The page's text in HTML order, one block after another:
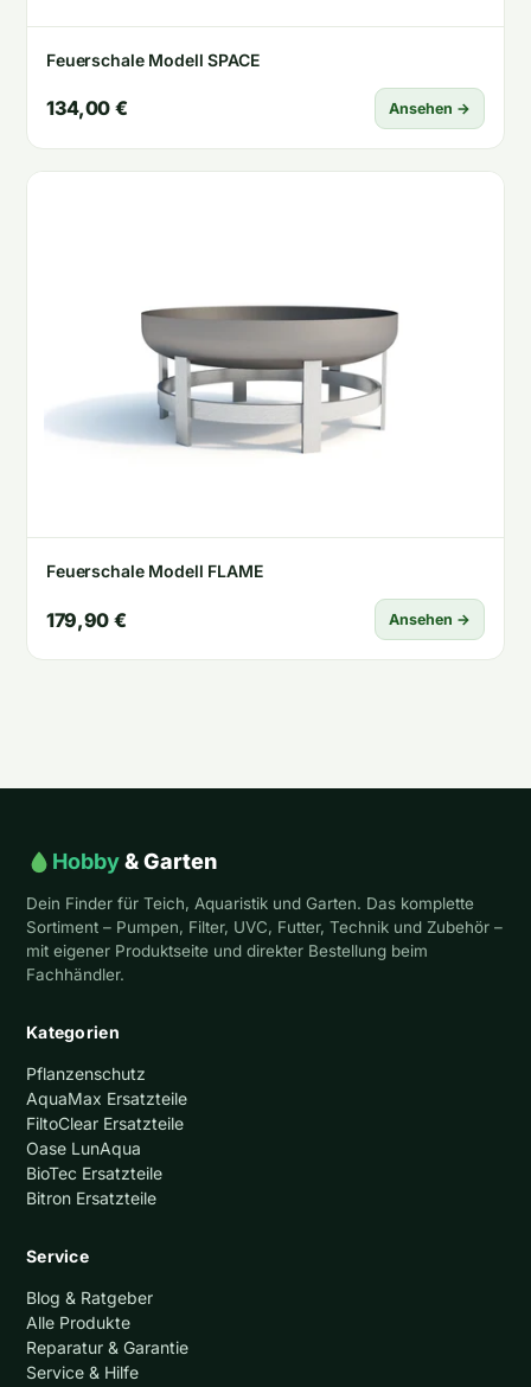
Feuerschale Modell SPACE
134,00 € Ansehen →
Feuerschale Modell FLAME
179,90 € Ansehen →
Hobby& Garten
Dein Finder für Teich, Aquaristik und Garten. Das komplette
Sortiment – Pumpen, Filter, UVC, Futter, Technik und Zubehör –
mit eigener Produktseite und direkter Bestellung beim
Fachhändler.
Kategorien
Pflanzenschutz
AquaMax Ersatzteile
FiltoClear Ersatzteile
Oase LunAqua
BioTec Ersatzteile
Bitron Ersatzteile
Service
Blog & Ratgeber
Alle Produkte
Reparatur & Garantie
Service & Hilfe